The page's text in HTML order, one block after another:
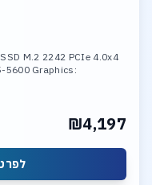
M.2 2242 PCIe 4.0x4
5600 Graphics:
₪4,197